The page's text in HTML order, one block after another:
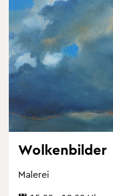
Wol­ken­bil­der
Ma­le­rei